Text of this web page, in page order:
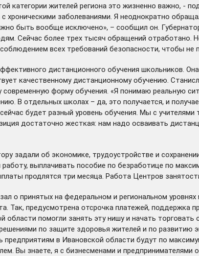
категории жителей региона это жизненно важно, -
хроническими заболеваниями. Я неоднократно
быть вообще исключено», – сообщил он.
Сейчас более трех тысяч обращений отработано.
всех требований безопасности, чтобы не
дистанционного обучения школьников.
качественному дистанционному обучению.
форму обучения. «Я понимаю реальную
В отдельных школах – да, это получается, и
будет разный уровень обучения. Мы с
достаточно жесткая: нам надо осваивать
задали об экономике, трудоустройстве и
работу, выплачивать пособие по безработице по
продлятся три месяца. Работа Центров
о принятых на федеральном и региональном
Так, предусмотрена отсрочка платежей, поддержка
области помогли занять эту нишу и начать
по защите здоровья жителей и по
предприятиям в Ивановской области будут по
Вы знаете, я с бизнесменами и